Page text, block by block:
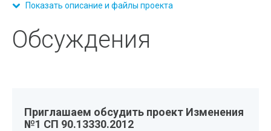
Показать описание и файлы проекта
Обсуждения
Приглашаем обсудить проект Изменения
№1 СП 90.13330.2012